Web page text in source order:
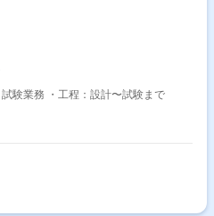
作業内容 ・5Gコアシステム開発、試験業務 ・工程：設計〜試験まで